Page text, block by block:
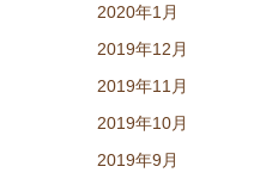
2020年1月
2019年12月
2019年11月
2019年10月
2019年9月